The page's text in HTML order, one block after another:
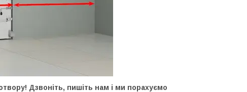
Дзвоніть, пишіть нам і ми порахуємо